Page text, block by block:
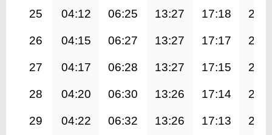
25 04:12 06:25 13:27 17:18
26 04:15 06:27 13:27 17:17
27 04:17 06:28 13:27 17:15
28 04:20 06:30 13:26 17:14
29 04:22 06:32 13:26 17:13